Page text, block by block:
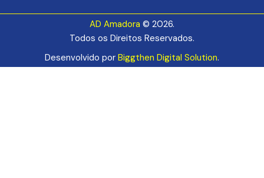
AD Amadora © 2026.
Todos os Direitos Reservados.
Desenvolvido por Biggthen Digital Solution.